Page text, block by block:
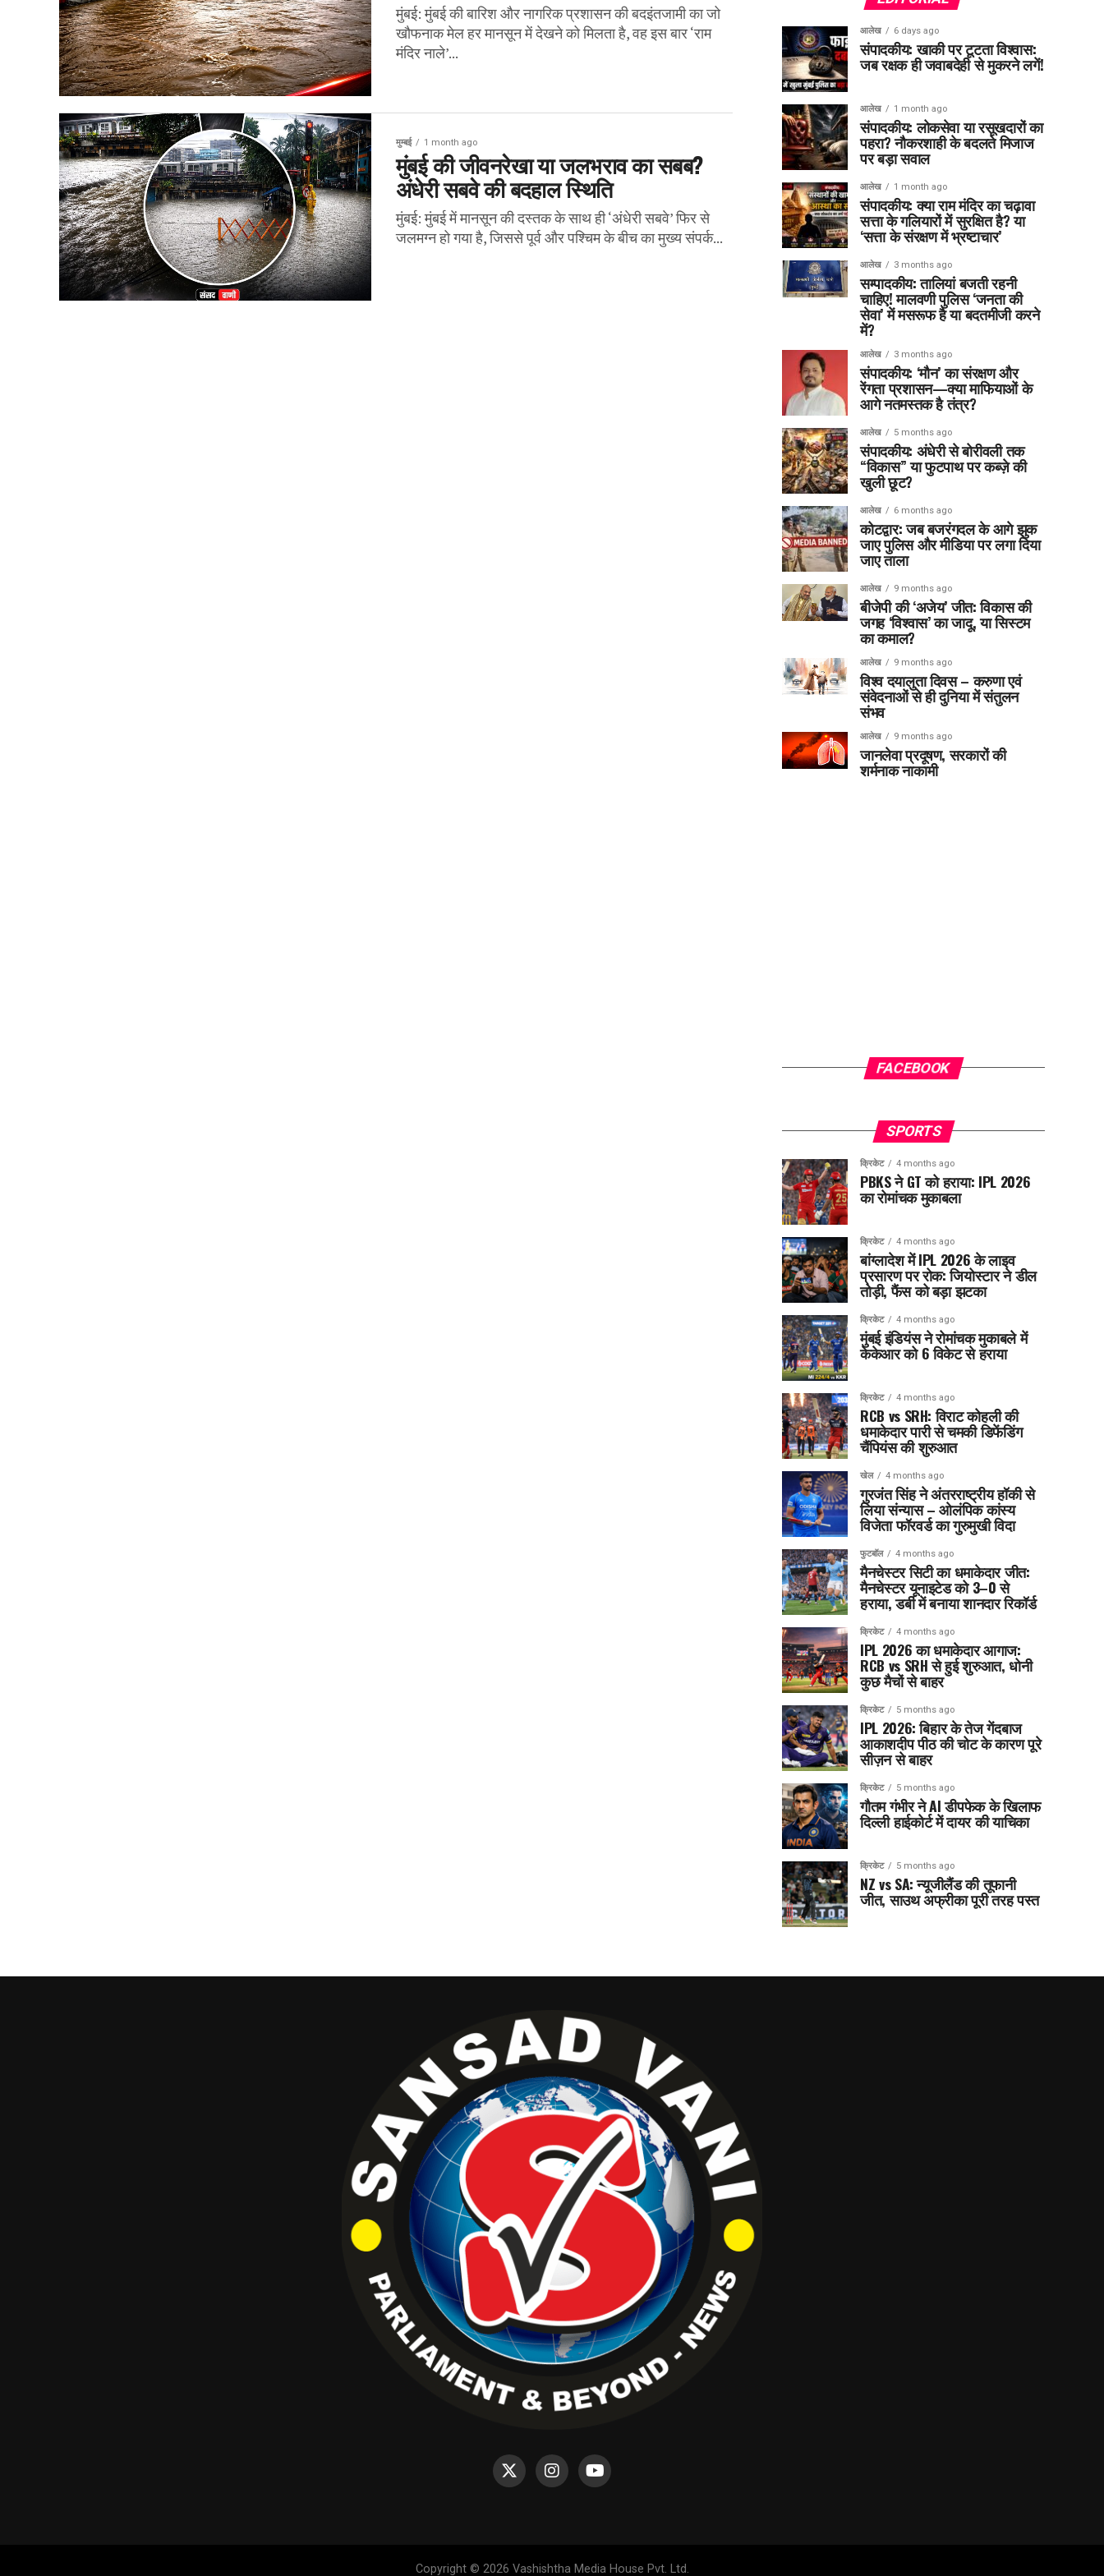
मुंबई: मुंबई की बारिश और नागरिक प्रशासन की बदइंतजामी का जो
खौफनाक मेल हर मानसून में देखने को मिलता है, वह इस बार ‘राम
मंदिर नाले’...
मुम्बई 1 month ago
मुंबई की जीवनरेखा या जलभराव का सबब?
अंधेरी सबवे की बदहाल स्थिति
मुंबई: मुंबई में मानसून की दस्तक के साथ ही ‘अंधेरी सबवे’ फिर से
जलमग्न हो गया है, जिससे पूर्व और पश्चिम के बीच का मुख्य संपर्क...
आलेख 6 days ago
संपादकीय: खाकी पर टूटता विश्वास:
जब रक्षक ही जवाबदेही से मुकरने लगें!
आलेख 1 month ago
संपादकीय: लोकसेवा या रसूखदारों का
पहरा? नौकरशाही के बदलते मिजाज
पर बड़ा सवाल
आलेख 1 month ago
संपादकीय: क्या राम मंदिर का चढ़ावा
सत्ता के गलियारों में सुरक्षित है? या
‘सत्ता के संरक्षण में भ्रष्टाचार’
आलेख 3 months ago
सम्पादकीय: तालियां बजती रहनी
चाहिए! मालवणी पुलिस ‘जनता की
सेवा’ में मसरूफ है या बदतमीजी करने
में?
आलेख 3 months ago
संपादकीय: ‘मौन’ का संरक्षण और
रेंगता प्रशासन—क्या माफियाओं के
आगे नतमस्तक है तंत्र?
आलेख 5 months ago
संपादकीय: अंधेरी से बोरीवली तक
“विकास” या फुटपाथ पर कब्ज़े की
खुली छूट?
आलेख 6 months ago
कोटद्वार: जब बजरंगदल के आगे झुक
जाए पुलिस और मीडिया पर लगा दिया
जाए ताला
आलेख 9 months ago
बीजेपी की ‘अजेय’ जीत: विकास की
जगह ‘विश्वास’ का जादू, या सिस्टम
का कमाल?
आलेख 9 months ago
विश्व दयालुता दिवस – करुणा एवं
संवेदनाओं से ही दुनिया में संतुलन
संभव
आलेख 9 months ago
जानलेवा प्रदूषण, सरकारों की
शर्मनाक नाकामी
FACEBOOK
SPORTS
क्रिकेट 4 months ago
PBKS ने GT को हराया: IPL 2026
का रोमांचक मुकाबला
क्रिकेट 4 months ago
बांग्लादेश में IPL 2026 के लाइव
प्रसारण पर रोक: जियोस्टार ने डील
तोड़ी, फैंस को बड़ा झटका
क्रिकेट 4 months ago
मुंबई इंडियंस ने रोमांचक मुकाबले में
केकेआर को 6 विकेट से हराया
क्रिकेट 4 months ago
RCB vs SRH: विराट कोहली की
धमाकेदार पारी से चमकी डिफेंडिंग
चैंपियंस की शुरुआत
खेल 4 months ago
गुरजंत सिंह ने अंतरराष्ट्रीय हॉकी से
लिया संन्यास – ओलंपिक कांस्य
विजेता फॉरवर्ड का गुरुमुखी विदा
फुटबॉल 4 months ago
मैनचेस्टर सिटी का धमाकेदार जीत:
मैनचेस्टर यूनाइटेड को 3–0 से
हराया, डर्बी में बनाया शानदार रिकॉर्ड
क्रिकेट 4 months ago
IPL 2026 का धमाकेदार आगाज:
RCB vs SRH से हुई शुरुआत, धोनी
कुछ मैचों से बाहर
क्रिकेट 5 months ago
IPL 2026: बिहार के तेज गेंदबाज
आकाशदीप पीठ की चोट के कारण पूरे
सीज़न से बाहर
क्रिकेट 5 months ago
गौतम गंभीर ने AI डीपफेक के खिलाफ
दिल्ली हाईकोर्ट में दायर की याचिका
क्रिकेट 5 months ago
NZ vs SA: न्यूजीलैंड की तूफानी
जीत, साउथ अफ्रीका पूरी तरह पस्त
Copyright © 2026 Vashishtha Media House Pvt. Ltd.